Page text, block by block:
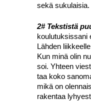
sekä suku­lai­sia.
2# Teks­tis­tä
kou­lu­tuk­sis­sa­ni
Läh­den
Kun minä olin
soi. Yhteen
taa koko
mikä on
raken­taa